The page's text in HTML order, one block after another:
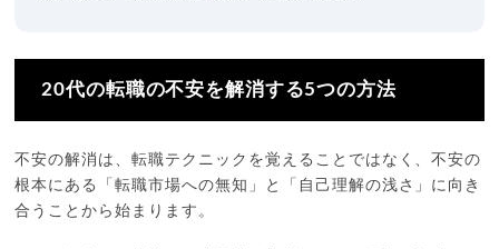
20代の転職の不安を解消する5つの方法
不安の解消は、転職テクニックを覚えることではなく、不安の
根本にある「転職市場への無知」と「自己理解の浅さ」に向き
合うことから始まります。